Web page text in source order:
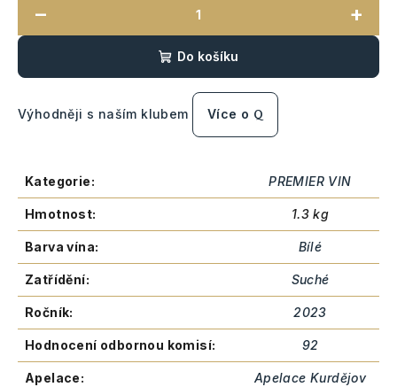
+
−
Do košíku
Výhodněji s naším klubem Více o Q
Kategorie: PREMIER VIN
Hmotnost: 1.3 kg
Barva vína: Bílé
Zatřídění: Suché
Ročník: 2023
Hodnocení odbornou komisí: 92
Apelace: Apelace Kurdějov